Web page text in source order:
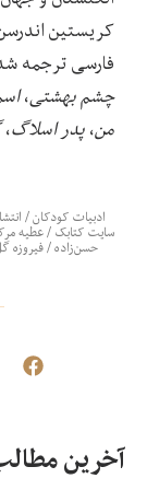
کریستین
فارسی ترجمه
چشم بهشتی،
من،پدر اسلاگ،
ادبیات کودکان/
سایت کتابک/عطیه
حسن‌زاده/فیروزه
آخرین